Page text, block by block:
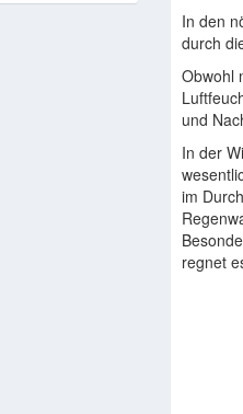
In den
durch
Obwohl
und
In der
im
regnet